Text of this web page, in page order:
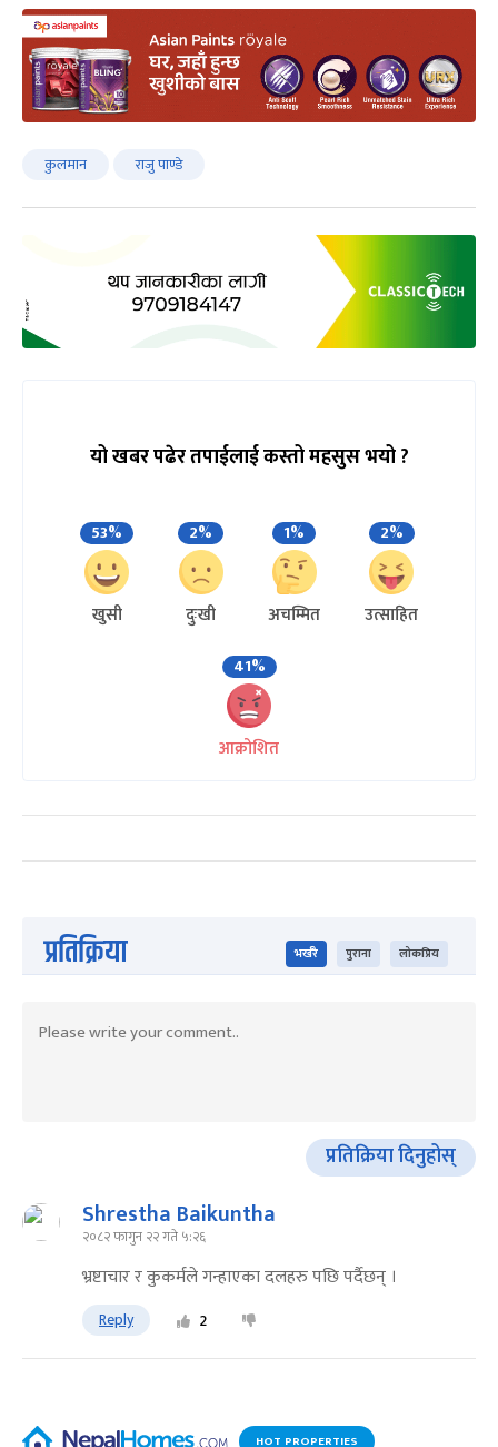
कुलमान राजु पाण्डे
यो खबर पढेर तपाईलाई कस्तो महसुस भयो ?
53%
खुसी
2%
दुःखी
1%
अचम्मित
2%
उत्साहित
41%
आक्रोशित
प्रतिक्रिया भर्खरै पुराना लोकप्रिय
प्रतिक्रिया दिनुहोस्
Shrestha Baikuntha
२०८२ फागुन २२ गते ५:२६
भ्रष्टाचार र कुकर्मले गन्हाएका दलहरु पछि पर्दैछन् ।
Reply 2
HOT PROPERTIES